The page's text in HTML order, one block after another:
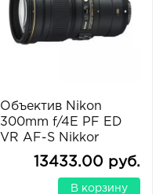
Объектив Nikon
300mm f/4E PF ED
VR AF-S Nikkor
13433.00 руб.
В корзину